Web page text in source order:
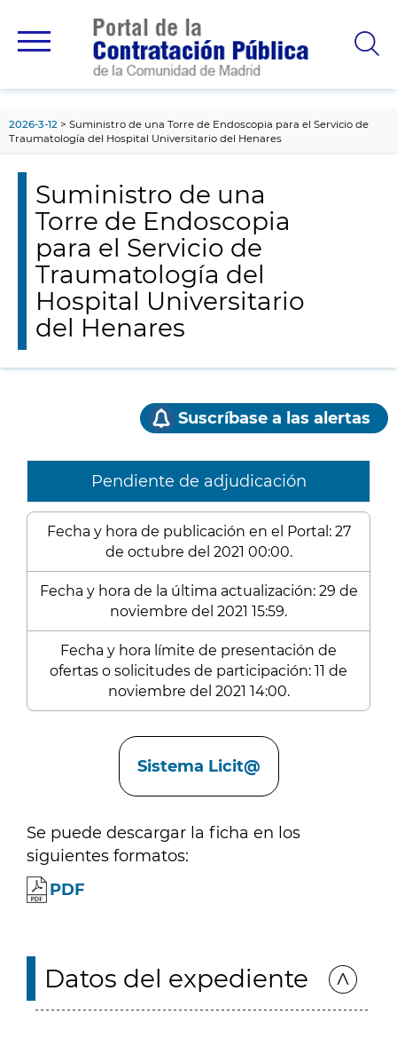
principal
2026-3-12
Suministro de una Torre de Endoscopia para el Servicio de
Traumatología del Hospital Universitario del Henares
Suministro de una
Torre de Endoscopia
para el Servicio de
Traumatología del
Hospital Universitario
del Henares
Suscríbase a las alertas
Pendiente de adjudicación
Fecha y hora de publicación en el Portal: 27
de octubre del 2021 00:00.
Fecha y hora de la última actualización: 29 de
noviembre del 2021 15:59.
Fecha y hora límite de presentación de
ofertas o solicitudes de participación: 11 de
noviembre del 2021 14:00.
Sistema Licit@
Se puede descargar la ficha en los
siguientes formatos:
PDF
Datos del expediente